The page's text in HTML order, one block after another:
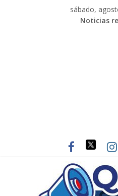
sábado,
Noticias